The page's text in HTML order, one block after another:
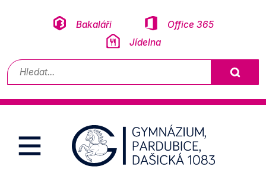
Bakaláři
Office 365
Jídelna
Vyhledávání